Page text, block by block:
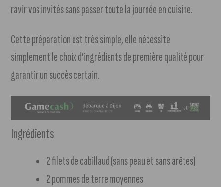
ravir vos invités sans passer toute la journée en cuisine.
Cette préparation est très simple, elle nécessite
simplement le choix d’ingrédients de première qualité pour
garantir un succès certain.
Ingrédients
2 filets de cabillaud (sans peau et sans arêtes)
2 pommes de terre moyennes